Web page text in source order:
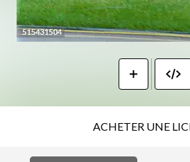
ACHETER UNE